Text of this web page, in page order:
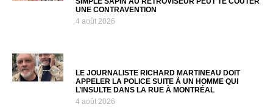
UNE CONTRAVENTION
4 août 2026
LE JOURNALISTE RICHARD MARTINEAU DOIT
APPELER LA POLICE SUITE À UN HOMME QUI
L’INSULTE DANS LA RUE À MONTRÉAL
4 août 2026